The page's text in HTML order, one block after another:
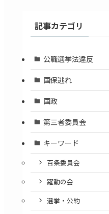
記事カテゴリ
公職選挙法違反
国保逃れ
国政
第三者委員会
キーワード
百条委員会
躍動の会
選挙・公約